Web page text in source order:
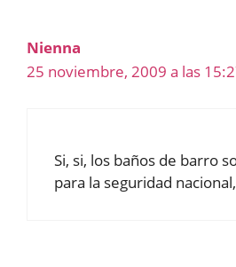
Nienna
25 noviembre, 2009 a las
Si, si, los baños de barro
para la seguridad